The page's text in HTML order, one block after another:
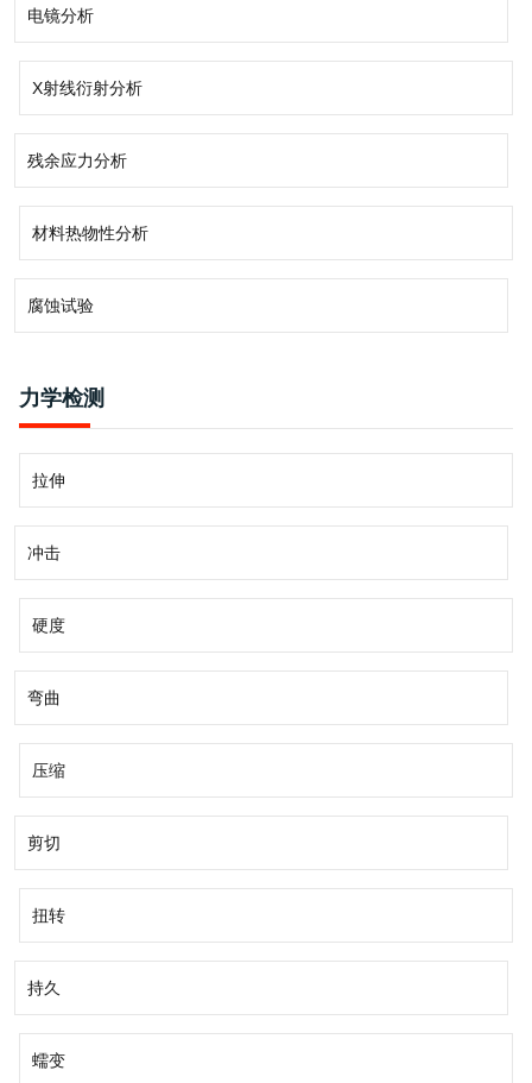
电镜分析
X射线衍射分析
残余应力分析
材料热物性分析
腐蚀试验
力学检测
拉伸
冲击
硬度
弯曲
压缩
剪切
扭转
持久
蠕变